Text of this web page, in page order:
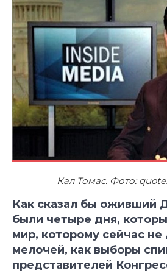
Кал Томас. Фото:
Как сказал бы оживший
были четыре дня,
мир, которому сейчас не
мелочей, как выборы
представителей